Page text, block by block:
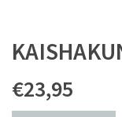
€23,95